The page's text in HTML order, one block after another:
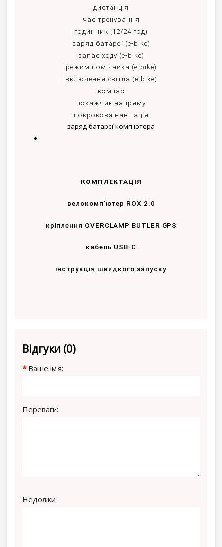
дистанція
час тренування
годинник (12/24 год)
заряд батареї (e-bike)
запас ходу (e-bike)
режим помічника (e-bike)
включення світла (e-bike)
компас
покажчик напряму
покрокова навігація
заряд батареї комп'ютера
КОМПЛЕКТАЦІЯ
велокомп'ютер ROX 2.0
кріплення OVERCLAMP BUTLER GPS
кабель USB-С
інструкція швидкого запуску
Відгуки (0)
Ваше ім'я:
Переваги:
Недоліки: